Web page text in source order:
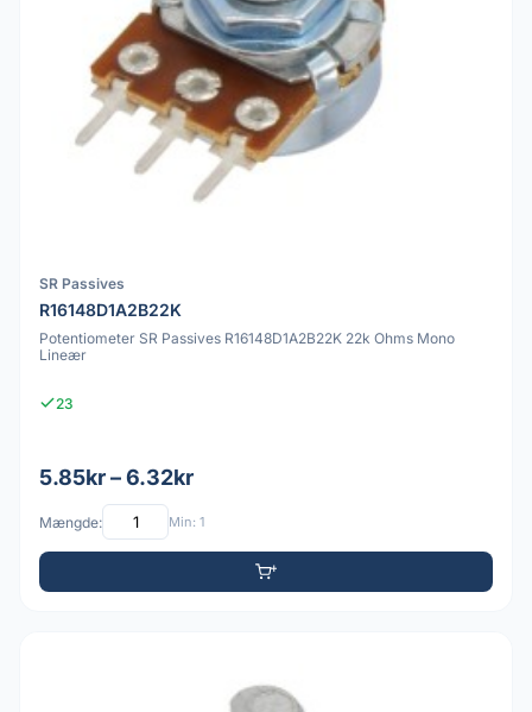
SR Passives
R16148D1A2B22K
Potentiometer SR Passives R16148D1A2B22K 22k Ohms Mono
Lineær
23
5.85kr – 6.32kr
Mængde: Min: 1